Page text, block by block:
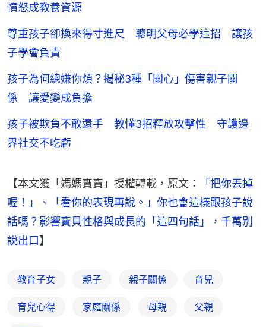
憤怒成教養資源
尊重孩子卻換來得寸進尺 聰明父母必學這招 讓孩
子學會負責
孩子為何總嫌你煩？揭秘3種「關心」傷害親子關
係 讓愛變成負擔
孩子被欺負不敢還手 教懂3招釋放攻擊性 守護邊
界社交不吃虧
【本文獲「媽媽寶寶」授權轉載，原文：
「把你丟掉
喔！」、「看你的表現再說。」你也會這樣跟孩子說
話嗎？影響寶貝性格與成長的「這四句話」，千萬別
說出口】
教育子女 親子 親子關係 育兒
育兒心得 家庭關係 母親 父親